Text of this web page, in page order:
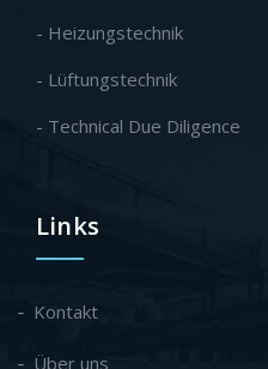
- Heizungstechnik
- Lüftungstechnik
- Technical Due Diligence
Links
Kontakt
Über uns